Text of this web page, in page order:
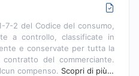
7-2 del Codice del consumo,
a controllo, classificate in
e conservate per tutta la
del commerciante.
compenso. Scopri di più…